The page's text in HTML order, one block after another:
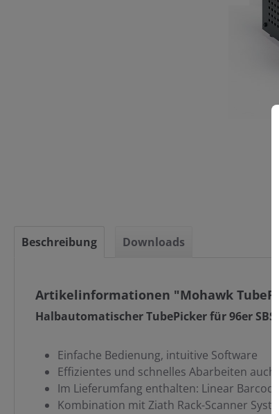
Beschreibung Downloads
Artikelinformationen "Mohawk
Halbautomatischer TubePicker für 96er SBS-
Einfache Bedienung, intuitive Software
Effizientes und schnelles Abarbeiten
Im Lieferumfang enthalten: Linear
Kombination mit Ziath Rack-Scanner